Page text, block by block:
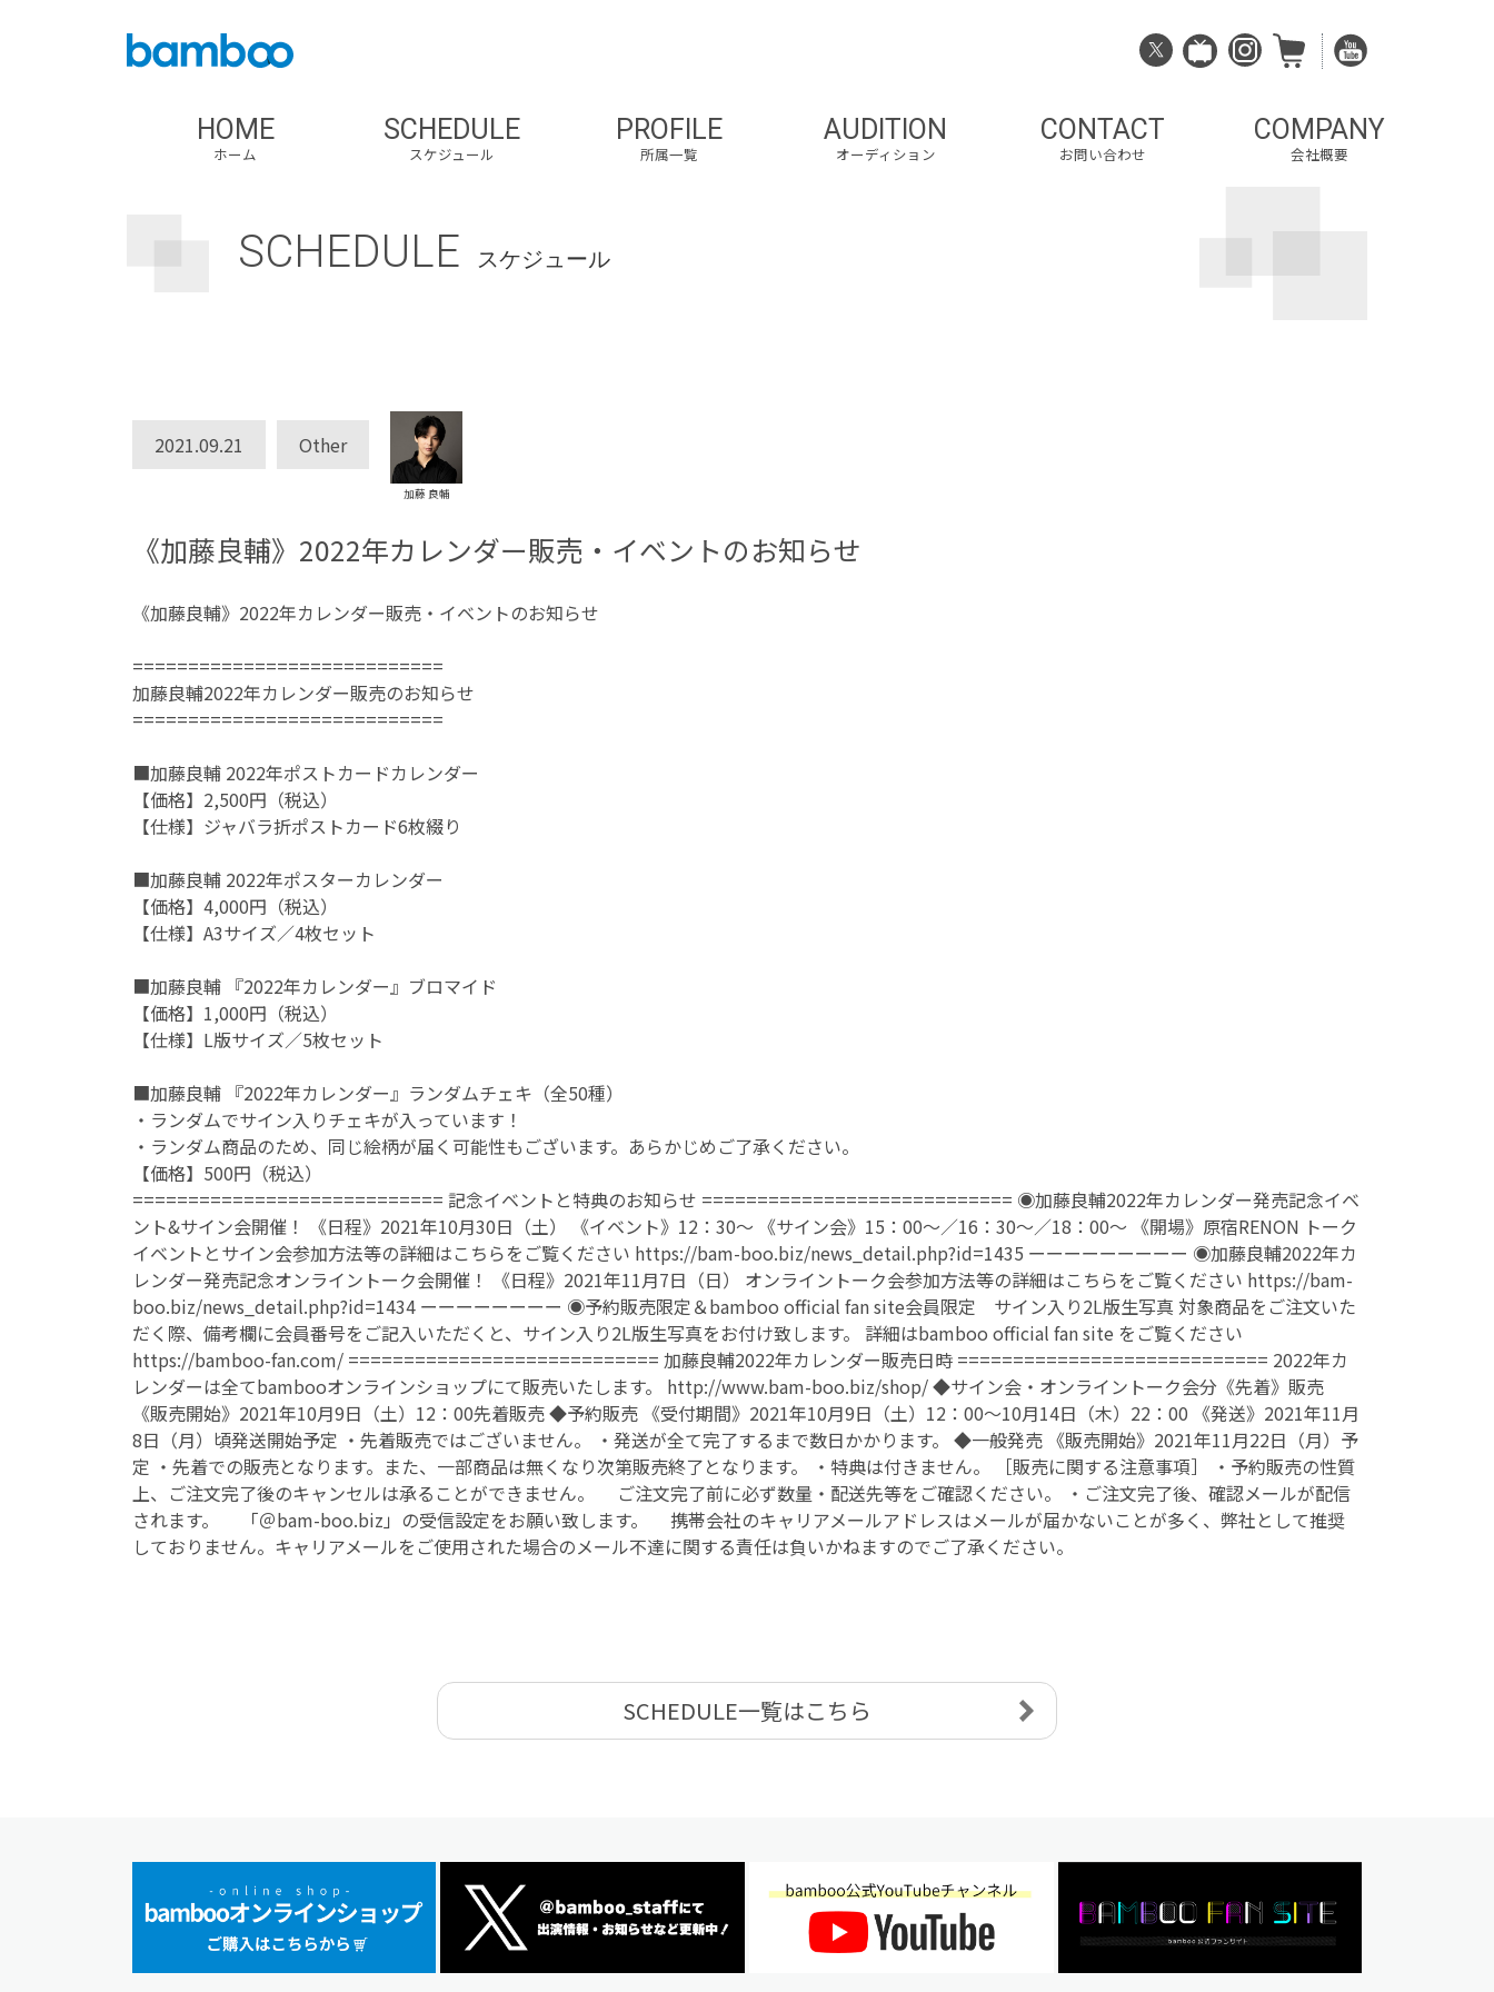
HOME
ホーム
SCHEDULE
スケジュール
PROFILE
所属一覧
AUDITION
オーディション
CONTACT
お問い合わせ
COMPANY
会社概要
SCHEDULE スケジュール
2021.09.21 Other
加藤 良輔
《加藤良輔》2022年カレンダー販売・イベントのお知らせ
《加藤良輔》2022年カレンダー販売・イベントのお知らせ
============================
加藤良輔2022年カレンダー販売のお知らせ
============================
■加藤良輔 2022年ポストカードカレンダー
【価格】2,500円（税込）
【仕様】ジャバラ折ポストカード6枚綴り
■加藤良輔 2022年ポスターカレンダー
【価格】4,000円（税込）
【仕様】A3サイズ／4枚セット
■加藤良輔 『2022年カレンダー』ブロマイド
【価格】1,000円（税込）
【仕様】L版サイズ／5枚セット
■加藤良輔 『2022年カレンダー』ランダムチェキ（全50種）
・ランダムでサイン入りチェキが入っています！
・ランダム商品のため、同じ絵柄が届く可能性もございます。あらかじめご了承ください。
【価格】500円（税込）
============================ 記念イベントと特典のお知らせ ============================ ◉加藤良輔2022年カレンダー発売記念イベ
ント&サイン会開催！ 《日程》2021年10月30日（土） 《イベント》12：30〜 《サイン会》15：00〜／16：30〜／18：00〜 《開場》原宿RENON トーク
イベントとサイン会参加方法等の詳細はこちらをご覧ください https://bam-boo.biz/news_detail.php?id=1435 ーーーーーーーーー ◉加藤良輔2022年カ
レンダー発売記念オンライントーク会開催！ 《日程》2021年11月7日（日） オンライントーク会参加方法等の詳細はこちらをご覧ください https://bam-
boo.biz/news_detail.php?id=1434 ーーーーーーーー ◉予約販売限定＆bamboo official fan site会員限定 サイン入り2L版生写真 対象商品をご注文いた
だく際、備考欄に会員番号をご記入いただくと、サイン入り2L版生写真をお付け致します。 詳細はbamboo official fan site をご覧ください
https://bamboo-fan.com/ ============================ 加藤良輔2022年カレンダー販売日時 ============================ 2022年カ
レンダーは全てbambooオンラインショップにて販売いたします。 http://www.bam-boo.biz/shop/ ◆サイン会・オンライントーク会分《先着》販売
《販売開始》2021年10月9日（土）12：00先着販売 ◆予約販売 《受付期間》2021年10月9日（土）12：00〜10月14日（木）22：00 《発送》2021年11月
8日（月）頃発送開始予定 ・先着販売ではございません。 ・発送が全て完了するまで数日かかります。 ◆一般発売 《販売開始》2021年11月22日（月）予
定 ・先着での販売となります。また、一部商品は無くなり次第販売終了となります。 ・特典は付きません。 ［販売に関する注意事項］ ・予約販売の性質
上、ご注文完了後のキャンセルは承ることができません。 ご注文完了前に必ず数量・配送先等をご確認ください。 ・ご注文完了後、確認メールが配信
されます。 「＠bam-boo.biz」の受信設定をお願い致します。 携帯会社のキャリアメールアドレスはメールが届かないことが多く、弊社として推奨
しておりません。キャリアメールをご使用された場合のメール不達に関する責任は負いかねますのでご了承ください。
SCHEDULE一覧はこちら